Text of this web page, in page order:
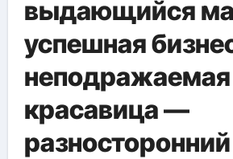
выдающийся
успешная
неподражаемая
красавица —